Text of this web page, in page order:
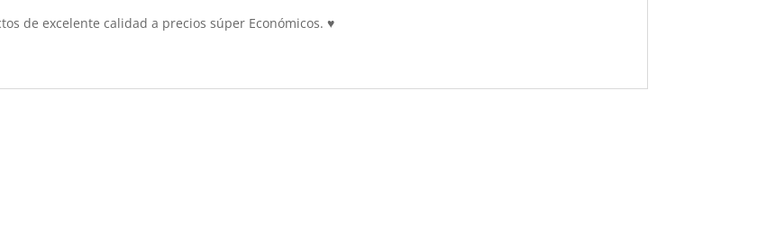
de excelente calidad a precios súper Económicos. ♥